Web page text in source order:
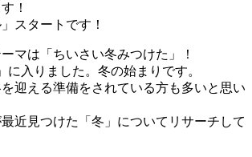
！
スタートです！
マは「ちいさい冬みつけた」！
に入りました。冬の始まりです。
迎える準備をされている方も多いと思い
近見つけた「冬」についてリサーチして